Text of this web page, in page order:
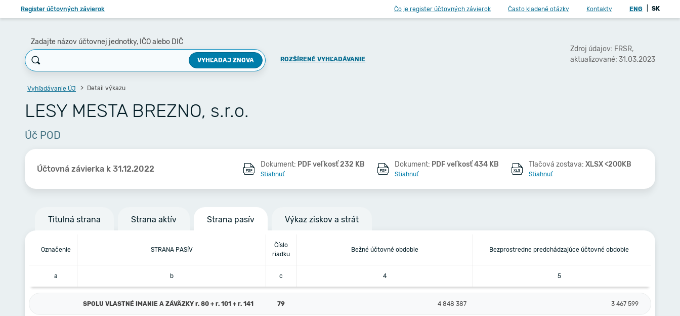
Register účtovných závierok Čo je register účtovných závierok Často kladené otázky Kontakty ENG SK
Zadajte názov účtovnej jednotky, IČO alebo DIČ
VYHĽADAJ ZNOVA ROZŠÍRENÉ VYHĽADÁVANIE
Zdroj údajov: FRSR,
aktualizované: 31.03.2023
Vyhľadávanie ÚJ Detail výkazu
LESY MESTA BREZNO, s.r.o.
Úč POD
Účtovná závierka k 31.12.2022 Dokument: PDF veľkosť 232 KB
Stiahnuť
Dokument: PDF veľkosť 434 KB
Stiahnuť
Tlačová zostava:XLSX <200KB
Stiahnuť
Titulná strana Strana aktív Strana pasív Výkaz ziskov a strát
Označenie STRANA PASÍV
Číslo
riadku
Bežné účtovné obdobie Bezprostredne predchádzajúce účtovné obdobie
a b c 4 5
SPOLU VLASTNÉ IMANIE A ZÁVÄZKY r. 80 + r. 101 + r. 141 79 4 848 387 3 467 599